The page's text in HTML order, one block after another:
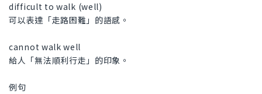
difficult to walk (well)
可以表達「走路困難」的語感。
cannot walk well
給人「無法順利行走」的印象。
例句